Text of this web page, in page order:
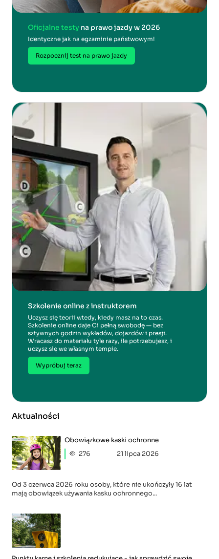
Oficjalne testy na prawo jazdy w 2026
Identyczne jak na egzaminie państwowym!
Rozpocznij test na prawo jazdy
Szkolenie online z instruktorem
Uczysz się teorii wtedy, kiedy masz na to czas.
Szkolenie online daje Ci pełną swobodę — bez
sztywnych godzin wykładów, dojazdów i presji.
Wracasz do materiału tyle razy, ile potrzebujesz, i
uczysz się we własnym tempie.
Wypróbuj teraz
Aktualności
Obowiązkowe kaski ochronne
276
21 lipca 2026
Od 3 czerwca 2026 roku osoby, które nie ukończyły 16 lat
mają obowiązek używania kasku ochronnego...